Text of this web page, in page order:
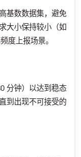
基数数据集，避免
大小保持较小（如
度上报场景。
分钟）以达到稳态
到出现不可接受的